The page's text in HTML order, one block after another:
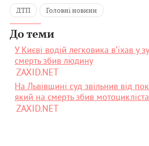
ДТП Головні новини
До теми
У Києві водій легковика вʼїхав у
смерть збив людину
ZAXID.NET
На Львівщині суд звільнив від
який на смерть збив мотоцикліста
ZAXID.NET